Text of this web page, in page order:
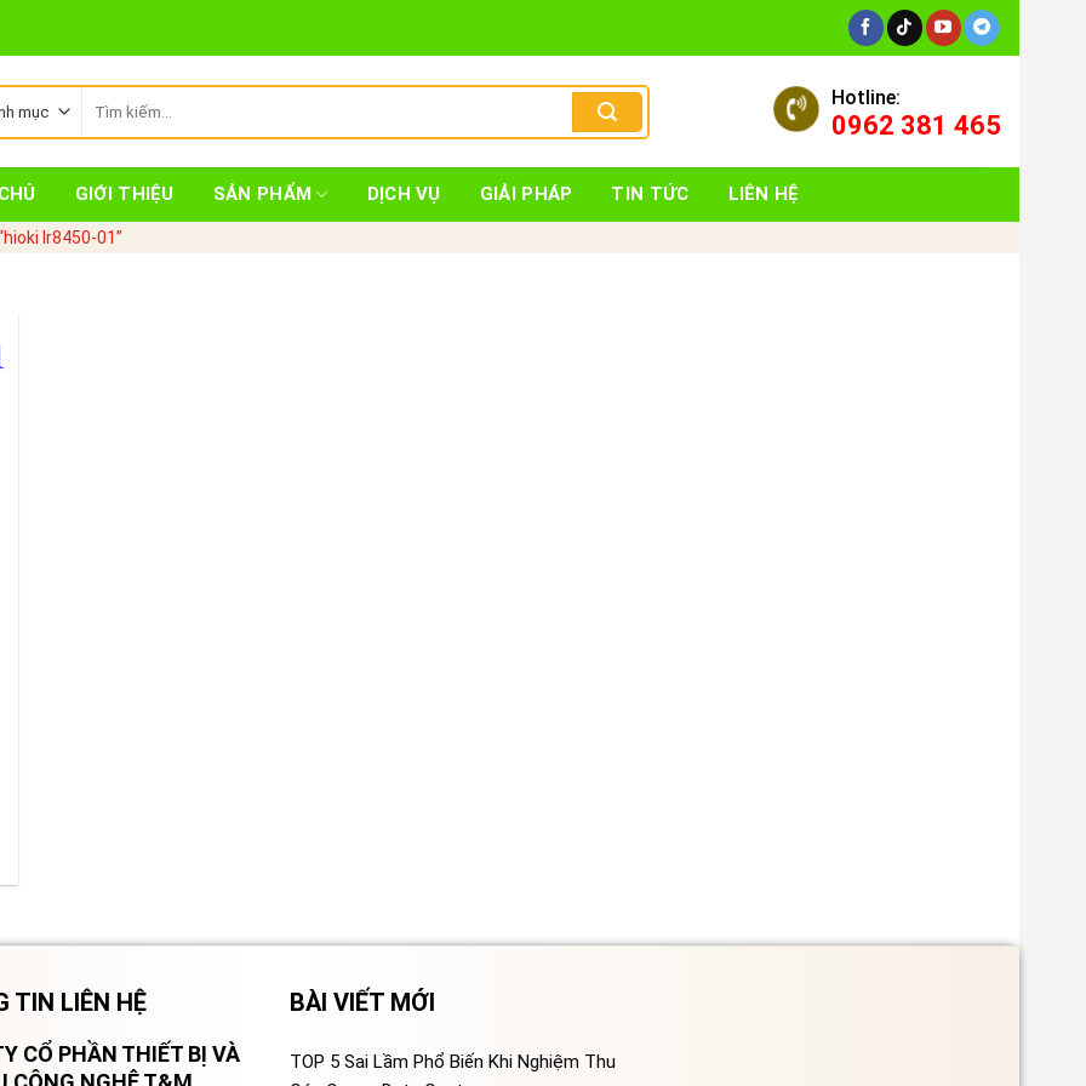
kiếm:
Hotline:
0962 381 465
GIỚI THIỆU SẢN PHẨM DỊCH VỤ GIẢI PHÁP TIN TỨC LIÊN HỆ
lr8450-01”
TIN LIÊN HỆ
CỔ PHẦN THIẾT BỊ VÀ
BÀI VIẾT MỚI
TOP 5 Sai Lầm Phổ Biến Khi Nghiệm Thu